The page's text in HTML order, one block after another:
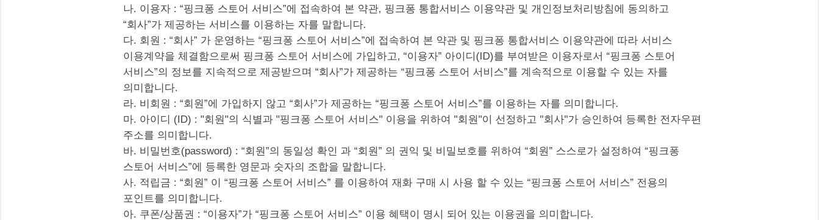
나. 이용자 : “핑크퐁 스토어 서비스”에 접속하여 본 약관, 핑크퐁 통합서비스 이용약관 및 개인정보처리방침에 동의하고
“회사”가 제공하는 서비스를 이용하는 자를 말합니다.
다. 회원 : “회사” 가 운영하는 “핑크퐁 스토어 서비스”에 접속하여 본 약관 및 핑크퐁 통합서비스 이용약관에 따라 서비스
이용계약을 체결함으로써 핑크퐁 스토어 서비스에 가입하고, “이용자” 아이디(ID)를 부여받은 이용자로서 “핑크퐁 스토어
서비스”의 정보를 지속적으로 제공받으며 “회사”가 제공하는 “핑크퐁 스토어 서비스”를 계속적으로 이용할 수 있는 자를
의미합니다.
라. 비회원 : “회원”에 가입하지 않고 “회사”가 제공하는 “핑크퐁 스토어 서비스”를 이용하는 자를 의미합니다.
마. 아이디 (ID) : "회원"의 식별과 "핑크퐁 스토어 서비스" 이용을 위하여 "회원"이 선정하고 "회사"가 승인하여 등록한 전자우편
주소를 의미합니다.
바. 비밀번호(password) : “회원”의 동일성 확인 과 “회원” 의 권익 및 비밀보호를 위하여 “회원” 스스로가 설정하여 “핑크퐁
스토어 서비스”에 등록한 영문과 숫자의 조합을 말합니다.
사. 적립금 : “회원” 이 “핑크퐁 스토어 서비스” 를 이용하여 재화 구매 시 사용 할 수 있는 “핑크퐁 스토어 서비스” 전용의
포인트를 의미합니다.
아. 쿠폰/상품권 : “이용자”가 “핑크퐁 스토어 서비스” 이용 혜택이 명시 되어 있는 이용권을 의미합니다.